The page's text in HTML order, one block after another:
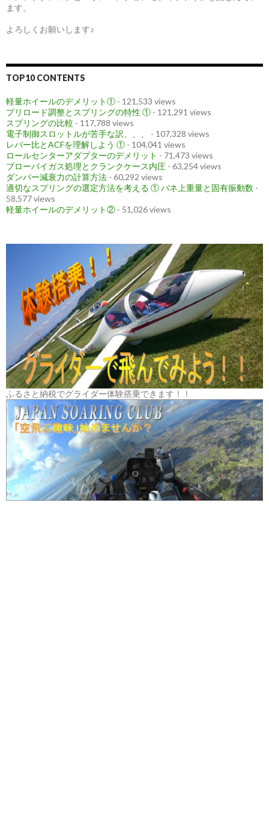
ます。
よろしくお願いします♪
TOP10 CONTENTS
軽量ホイールのデメリット① - 121,533 views
プリロード調整とスプリングの特性 ① - 121,291 views
スプリングの比較 - 117,788 views
電子制御スロットルが苦手な訳、、、
- 107,328 views
レバー比とACFを理解しよう ① - 104,041 views
ロールセンターアダプターのデメリット - 71,473 views
ブローバイガス処理とクランクケース内圧 - 63,254 views
ダンパー減衰力の計算方法 - 60,292 views
適切なスプリングの選定方法を考える ① バネ上重量と固有振動数 -
58,577 views
軽量ホイールのデメリット② - 51,026 views
ふるさと納税でグライダー体験搭乗できます！！